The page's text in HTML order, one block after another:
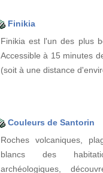
Finikia
Finikia est l'un des plus
Accessible à 15 minutes
(soit à une distance
Couleurs de Santorin
Roches volcaniques,
blancs des
archéologiques,